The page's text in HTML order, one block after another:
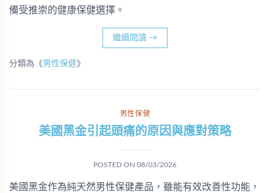
備受推崇的健康保健選擇。
繼續閱讀 →
分類為《男性保健》
男性保健
美國黑金引起頭痛的原因與應對策略
POSTED ON 08/03/2026
美國黑金作為純天然男性保健產品，雖能有效改善性功能，